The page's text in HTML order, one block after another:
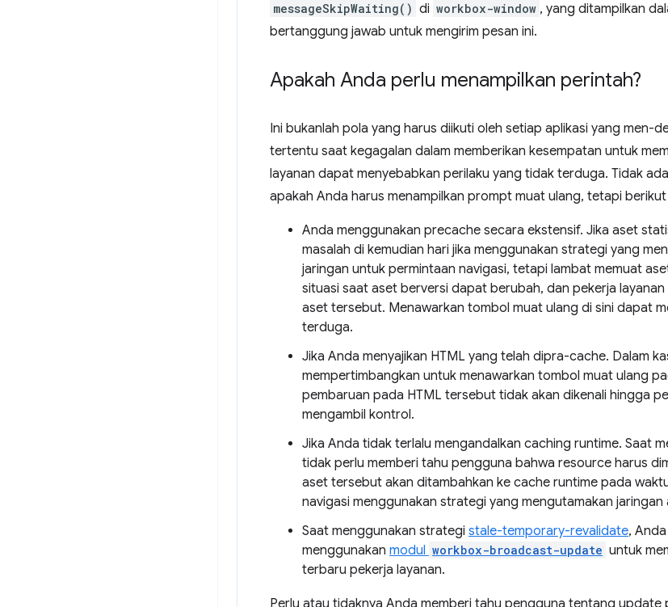
messageSkipWaiting() di workbox-window , yang ditampilkan
bertanggung jawab untuk mengirim pesan ini.
Apakah Anda perlu menampilkan perintah?
Ini bukanlah pola yang harus diikuti oleh setiap aplikasi yang men-
tertentu saat kegagalan dalam memberikan kesempatan untuk
layanan dapat menyebabkan perilaku yang tidak terduga. Tidak
apakah Anda harus menampilkan prompt muat ulang, tetapi
Anda menggunakan precache secara ekstensif. Jika aset
masalah di kemudian hari jika menggunakan strategi yang
jaringan untuk permintaan navigasi, tetapi lambat memuat
situasi saat aset berversi dapat berubah, dan pekerja
aset tersebut. Menawarkan tombol muat ulang di sini dapat
terduga.
Jika Anda menyajikan HTML yang telah dipra-cache. Dalam
mempertimbangkan untuk menawarkan tombol muat ulang
pembaruan pada HTML tersebut tidak akan dikenali hingga
mengambil kontrol.
Jika Anda tidak terlalu mengandalkan caching runtime. Saat
tidak perlu memberi tahu pengguna bahwa resource harus
aset tersebut akan ditambahkan ke cache runtime pada
navigasi menggunakan strategi yang mengutamakan jaringan
Saat menggunakan strategi stale-temporary-revalidate,
menggunakan modul workbox-broadcast-update untuk
terbaru pekerja layanan.
Perlu atau tidaknya Anda memberi tahu pengguna tentang